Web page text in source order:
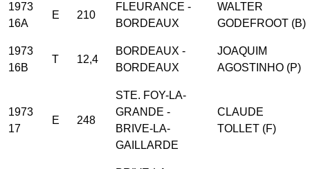
1973
16A
E 210
FLEURANCE -
BORDEAUX
WALTER
GODEFROOT (B)
1973
16B
T 12,4
BORDEAUX -
BORDEAUX
JOAQUIM
AGOSTINHO (P)
1973
17
E 248
STE. FOY-LA-
GRANDE -
BRIVE-LA-
GAILLARDE
CLAUDE
TOLLET (F)